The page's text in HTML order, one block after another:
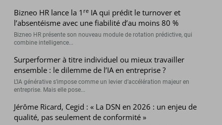
Bizneo HR lance la 1 re IA qui prédit le turnover et
l’absentéisme avec une fiabilité d’au moins 80 %
Bizneo HR présente son nouveau module de rotation prédictive, qui
combine intelligence...
Surperformer à titre individuel ou mieux travailler
ensemble : le dilemme de l’IA en entreprise ?
L’IA générative s’impose comme un levier d’accélération majeur en
entreprise. Mais elle pose...
Jérôme Ricard, Cegid : « La DSN en 2026 : un enjeu de
qualité, pas seulement de conformité »